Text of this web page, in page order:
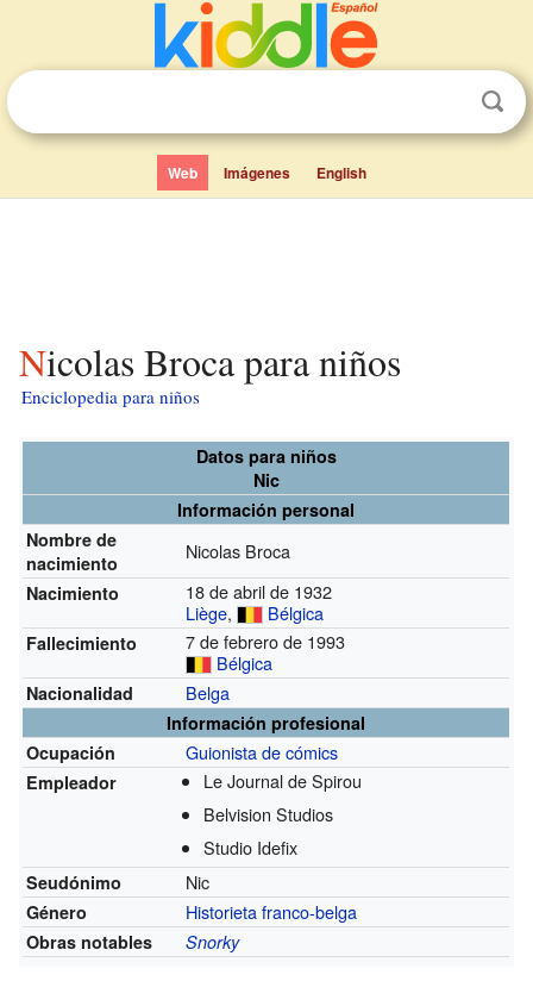
Web Imágenes English
Nicolas Broca para niños
Enciclopedia para niños
Datos para niños
Nic
Información personal
Nombre de
nacimiento
Nicolas Broca
Nacimiento
18 de abril de 1932
Liège, Bélgica
Fallecimiento
7 de febrero de 1993
Bélgica
Nacionalidad Belga
Información profesional
Ocupación
Guionista de cómics
Empleador
Le Journal de Spirou
Belvision Studios
Studio Idefix
Seudónimo Nic
Género Historieta franco-belga
Obras notables Snorky